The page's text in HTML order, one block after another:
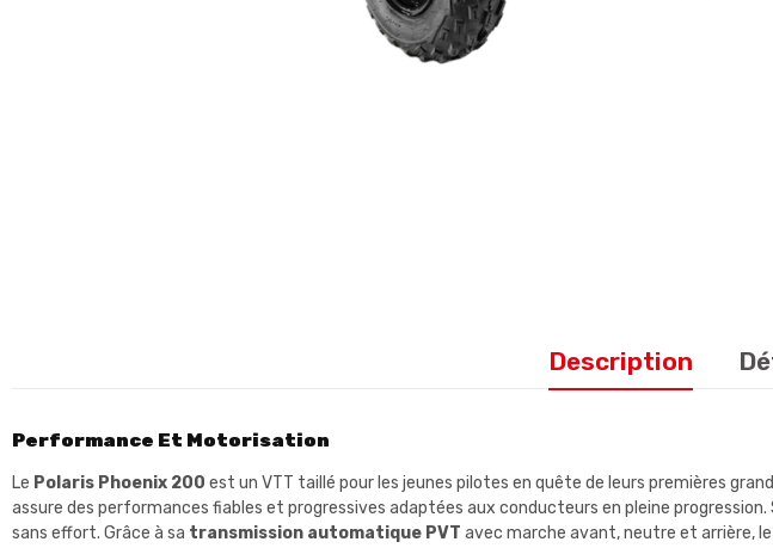
Description
Performance Et Motorisation
Le Polaris Phoenix 200 est un VTT taillé pour les jeunes pilotes en quête de leurs premières
assure des performances fiables et progressives adaptées aux conducteurs en pleine
sans effort. Grâce à sa transmission automatique PVT avec marche avant, neutre et arrière,